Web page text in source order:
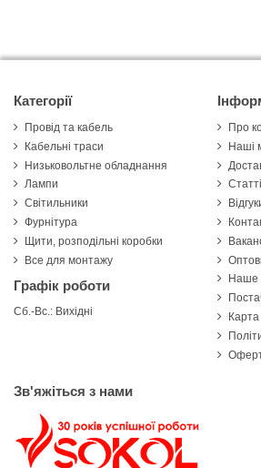
Категорії
Провід та кабель
Кабельні траси
Низьковольтне обладнання
Лампи
Світильники
Фурнітура
Щити, розподільні коробки
Все для монтажу
Графік роботи
Сб.-Вс.: Вихідні
Про
Наші
Наше
Зв'яжіться з нами